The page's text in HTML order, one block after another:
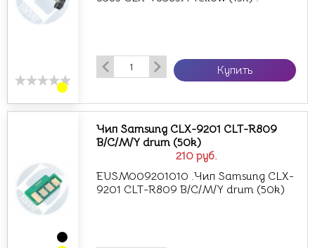
Купить
210 руб.
Чип Samsung CLX-9201 CLT-R809
B/C/M/Y drum (50k)
EUSM009201010 .Чип Samsung CLX-
9201 CLT-R809 B/C/M/Y drum (50k)